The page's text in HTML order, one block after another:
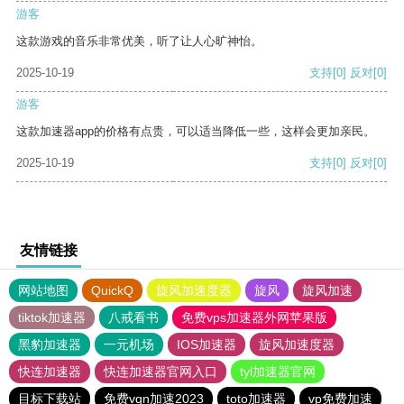
游客
这款游戏的音乐非常优美，听了让人心旷神怡。
2025-10-19 支持[0] 反对[0]
游客
这款加速器app的价格有点贵，可以适当降低一些，这样会更加亲民。
2025-10-19 支持[0] 反对[0]
友情链接
网站地图 QuickQ 旋风加速度器 旋风
旋风加速
tiktok加速器
八戒看书
免费vps加速器外网苹果版
黑豹加速器
一元机场 IOS加速器
旋风加速度器
快连加速器
快连加速器官网入口
tyl加速器官网
目标下载站
免费vqn加速2023 toto加速器 vp免费加速